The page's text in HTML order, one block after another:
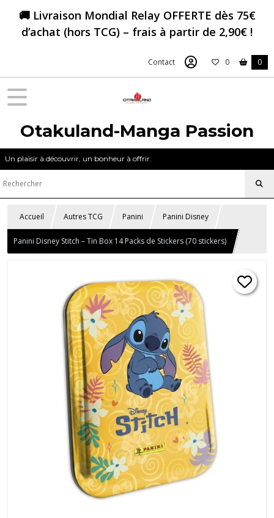
🚚 Livraison Mondial Relay OFFERTE dès 75€
d’achat (hors TCG) – frais à partir de 2,90€ !
Contact 0 0
Otakuland-Manga Passion
Un plaisir à découvrir, un bonheur à offrir.
Accueil Autres TCG Panini Panini Disney
Panini Disney Stitch – Tin Box 14 Packs de Stickers (70 stickers)